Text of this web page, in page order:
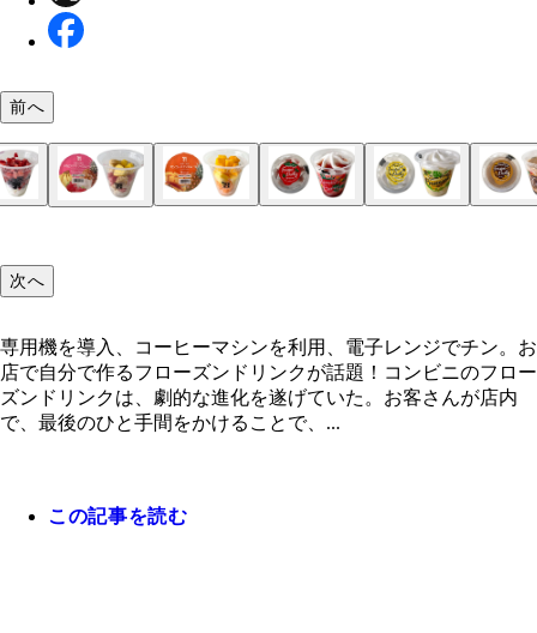
セブン-イレブン「お店で作るダブルベリーヨーグ
セブン-イレブン「お店で作るマンゴーパインスム
ローソン「フローズンパーティー ストロベリー」
ローソン「フローズンパーティー バナナ」340円（
ローソン「フローズンパーティー コーヒー」340円
ファミリーマート「アフタヌーンティー ロイヤ
ファミリーマート「いちごバナナフラッペ」350円
ファミリーマート「ブラックサンダーチョコレー
ファミリーマート「マスカットフラッペ」350円（
ファミリーマート「上林春松（かんばやししゅん
前へ
次へ
専用機を導入、コーヒーマシンを利用、電子レンジでチン。お
店で自分で作るフローズンドリンクが話題！コンビニのフロー
ズンドリンクは、劇的な進化を遂げていた。お客さんが店内
で、最後のひと手間をかけることで、...
この記事を読む